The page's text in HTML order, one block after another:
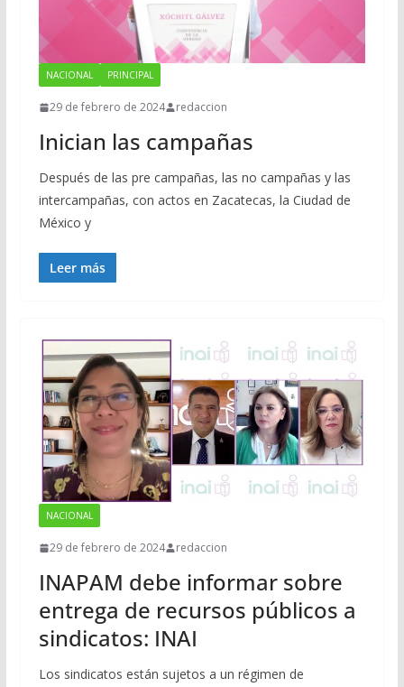
NACIONAL PRINCIPAL
29 de febrero de 2024 redaccion
Inician las campañas
Después de las pre campañas, las no campañas y las
intercampañas, con actos en Zacatecas, la Ciudad de
México y
Leer más
NACIONAL
29 de febrero de 2024 redaccion
INAPAM debe informar sobre
entrega de recursos públicos a
sindicatos: INAI
Los sindicatos están sujetos a un régimen de